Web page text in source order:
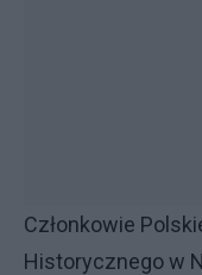
Członkowie
Historycznego w